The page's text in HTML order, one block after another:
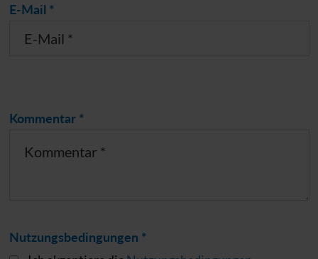
E-Mail *
Kommentar *
Nutzungsbedingungen *